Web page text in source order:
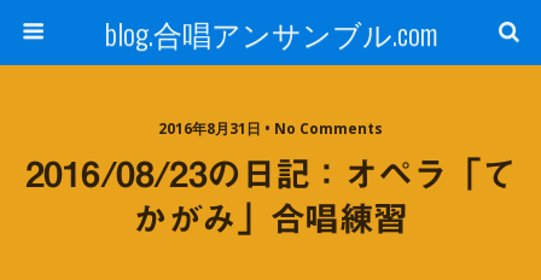
blog.合唱アンサンブル.com
2016年8月31日 • No Comments
2016/08/23の日記：オペラ「て
かがみ」合唱練習